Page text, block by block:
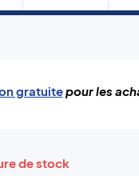
gratuitepour les
de stock